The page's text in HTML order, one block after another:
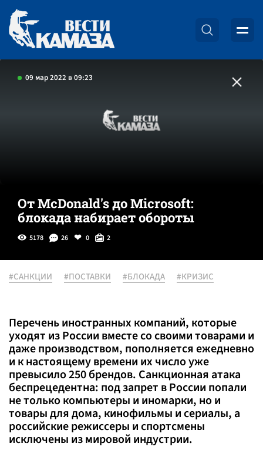
09 мар 2022 в 09:23
От McDonald's до Microsoft:
блокада набирает обороты
5178 26 0 2
#САНКЦИИ #ПОСТАВКИ #БЛОКАДА #КРИЗИС
Перечень иностранных компаний, которые
уходят из России вместе со своими товарами и
даже производством, пополняется ежедневно
и к настоящему времени их число уже
превысило 250 брендов. Санкционная атака
беспрецедентна: под запрет в России попали
не только компьютеры и иномарки, но и
товары для дома, кинофильмы и сериалы, а
российские режиссеры и спортсмены
исключены из мировой индустрии.